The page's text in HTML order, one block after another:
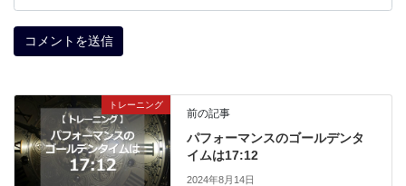
トレーニング
前の記事
パフォーマンスのゴールデンタ
イムは17:12
2024年8月14日